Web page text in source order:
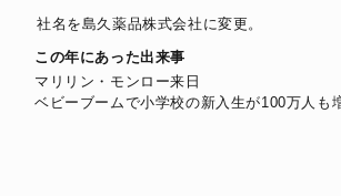
社名を島久薬品株式会社に変更。
この年にあった出来事
マリリン・モンロー来日
ベビーブームで小学校の新入生が100万人も